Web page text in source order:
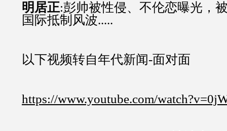
明居正:彭帅被性侵、不伦恋曝光，
国际抵制风波.....
以下视频转自年代新闻-面对面
https://www.youtube.com/